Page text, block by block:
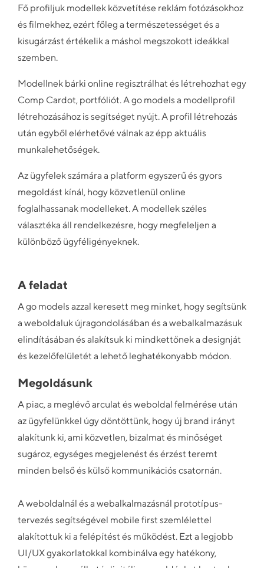
Fő profiljuk modellek közvetítése reklám fotózásokhoz
és filmekhez, ezért főleg a természetességet és a
kisugárzást értékelik a máshol megszokott ideákkal
szemben.
Modellnek bárki online regisztrálhat és létrehozhat egy
Comp Cardot, portfóliót. A go models a modellprofil
létrehozásához is segítséget nyújt. A profil létrehozás
után egyből elérhetővé válnak az épp aktuális
munkalehetőségek.
Az ügyfelek számára a platform egyszerű és gyors
megoldást kínál, hogy közvetlenül online
foglalhassanak modelleket. A modellek széles
választéka áll rendelkezésre, hogy megfeleljen a
különböző ügyféligényeknek.
A feladat
A go models azzal keresett meg minket, hogy segítsünk
a weboldaluk újragondolásában és a webalkalmazásuk
elindításában és alakítsuk ki mindkettőnek a designját
és kezelőfelületét a lehető leghatékonyabb módon.
Megoldásunk
A piac, a meglévő arculat és weboldal felmérése után
az ügyfelünkkel úgy döntöttünk, hogy új brand irányt
alakítunk ki, ami közvetlen, bizalmat és minőséget
sugároz, egységes megjelenést és érzést teremt
minden belső és külső kommunikációs csatornán.
A weboldalnál és a webalkalmazásnál prototípus-
tervezés segítségével mobile first szemlélettel
alakítottuk ki a felépítést és működést. Ezt a legjobb
UI/UX gyakorlatokkal kombinálva egy hatékony,